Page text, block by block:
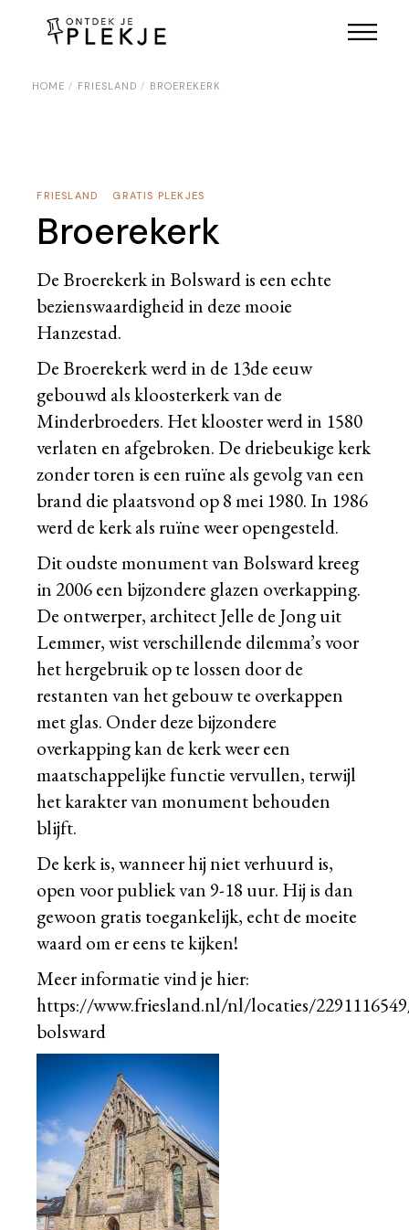
HOME FRIESLAND BROEREKERK
FRIESLAND GRATIS PLEKJES
Broerekerk
De Broerekerk in Bolsward is een echte
bezienswaardigheid in deze mooie
Hanzestad.
De Broerekerk werd in de 13de eeuw
gebouwd als kloosterkerk van de
Minderbroeders. Het klooster werd in 1580
verlaten en afgebroken. De driebeukige kerk
zonder toren is een ruïne als gevolg van een
brand die plaatsvond op 8 mei 1980. In 1986
werd de kerk als ruïne weer opengesteld.
Dit oudste monument van Bolsward kreeg
in 2006 een bijzondere glazen overkapping.
De ontwerper, architect Jelle de Jong uit
Lemmer, wist verschillende dilemma’s voor
het hergebruik op te lossen door de
restanten van het gebouw te overkappen
met glas. Onder deze bijzondere
overkapping kan de kerk weer een
maatschappelijke functie vervullen, terwijl
het karakter van monument behouden
blijft.
De kerk is, wanneer hij niet verhuurd is,
open voor publiek van 9-18 uur. Hij is dan
gewoon gratis toegankelijk, echt de moeite
waard om er eens te kijken!
Meer informatie vind je hier:
https://www.friesland.nl/nl/locaties/
bolsward